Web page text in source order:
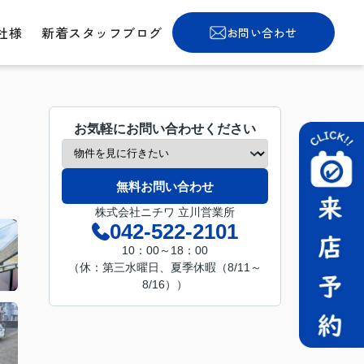
様 新着スタッフブログ お問い合わせ
お気軽にお問い合わせください
無料お問い合わせ
株式会社ニチワ 立川営業所
042-522-2101
10：00～18：00
（休：第三水曜日、夏季休暇（8/11～
8/16））